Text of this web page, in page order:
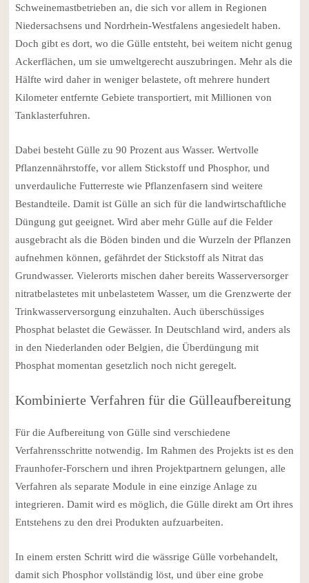
Schweinemastbetrieben an, die sich vor allem in Regionen
Niedersachsens und Nordrhein-Westfalens angesiedelt haben.
Doch gibt es dort, wo die Gülle entsteht, bei weitem nicht genug
Ackerflächen, um sie umweltgerecht auszubringen. Mehr als die
Hälfte wird daher in weniger belastete, oft mehrere hundert
Kilometer entfernte Gebiete transportiert, mit Millionen von
Tanklasterfuhren.
Dabei besteht Gülle zu 90 Prozent aus Wasser. Wertvolle
Pflanzennährstoffe, vor allem Stickstoff und Phosphor, und
unverdauliche Futterreste wie Pflanzenfasern sind weitere
Bestandteile. Damit ist Gülle an sich für die landwirtschaftliche
Düngung gut geeignet. Wird aber mehr Gülle auf die Felder
ausgebracht als die Böden binden und die Wurzeln der Pflanzen
aufnehmen können, gefährdet der Stickstoff als Nitrat das
Grundwasser. Vielerorts mischen daher bereits Wasserversorger
nitratbelastetes mit unbelastetem Wasser, um die Grenzwerte der
Trinkwasserversorgung einzuhalten. Auch überschüssiges
Phosphat belastet die Gewässer. In Deutschland wird, anders als
in den Niederlanden oder Belgien, die Überdüngung mit
Phosphat momentan gesetzlich noch nicht geregelt.
Kombinierte Verfahren für die Gülleaufbereitung
Für die Aufbereitung von Gülle sind verschiedene
Verfahrensschritte notwendig. Im Rahmen des Projekts ist es den
Fraunhofer-Forschern und ihren Projektpartnern gelungen, alle
Verfahren als separate Module in eine einzige Anlage zu
integrieren. Damit wird es möglich, die Gülle direkt am Ort ihres
Entstehens zu den drei Produkten aufzuarbeiten.
In einem ersten Schritt wird die wässrige Gülle vorbehandelt,
damit sich Phosphor vollständig löst, und über eine grobe